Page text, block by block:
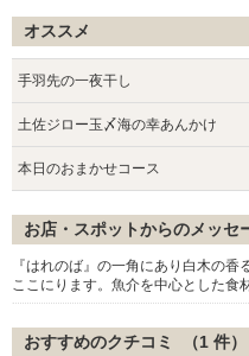
オススメ
手羽先の一夜干し
土佐ジロー玉〆海の幸あんかけ
本日のおまかせコース
お店・スポットからのメッセ
『はれのば』の一角にあり白木の
ここにります。魚介を中心とした食
おすすめのクチコミ （1 件）